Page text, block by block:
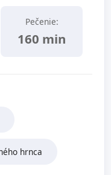
Pečenie:
160 min
hrnca